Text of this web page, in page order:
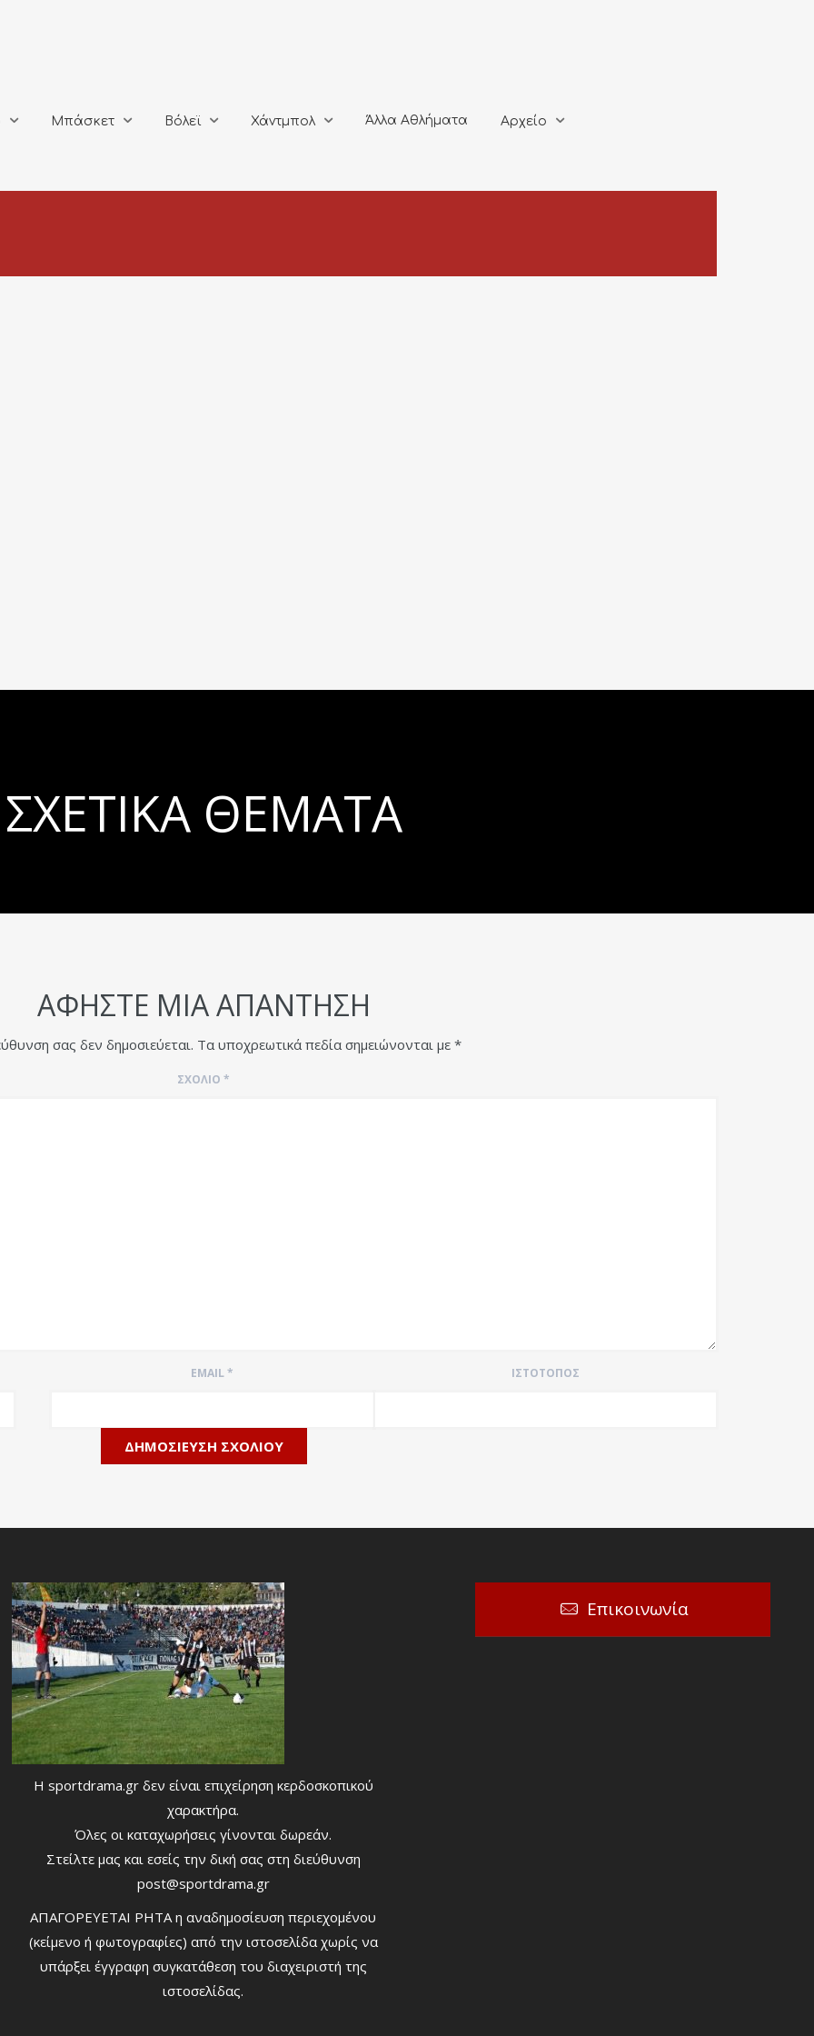
Μπάσκετ Βόλεϊ Χάντμπολ Άλλα Αθλήματα Αρχείο
ΣΧΕΤΙΚΆ ΘΈΜΑΤΑ
ΑΦΉΣΤΕ ΜΙΑ ΑΠΆΝΤΗΣΗ
σας δεν δημοσιεύεται. Τα υποχρεωτικά πεδία σημειώνονται με *
ΣΧΌΛΙΟ *
EMAIL* ΙΣΤΌΤΟΠΟΣ
Η sportdrama.gr δεν είναι επιχείρηση κερδοσκοπικού
χαρακτήρα.
Όλες οι καταχωρήσεις γίνονται δωρεάν.
Στείλτε μας και εσείς την δική σας στη διεύθυνση
post@sportdrama.gr
ΑΠΑΓΟΡΕΥΕΤΑΙ ΡΗΤΑ η αναδημοσίευση περιεχομένου
(κείμενο ή φωτογραφίες) από την ιστοσελίδα χωρίς να
υπάρξει έγγραφη συγκατάθεση του διαχειριστή της
ιστοσελίδας.
Επικοινωνία